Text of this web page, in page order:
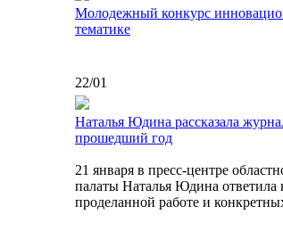
Молодежный конкурс
тематике
22/01
Наталья Юдина рассказала
прошедший год
21 января в пресс-центре
палаты Наталья Юдина
проделанной работе и